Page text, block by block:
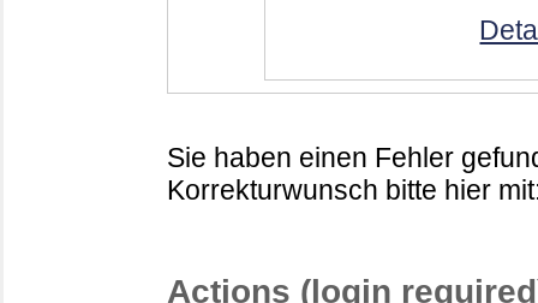
Sie haben einen Fehler
Korrekturwunsch bitte hier
Actions (login